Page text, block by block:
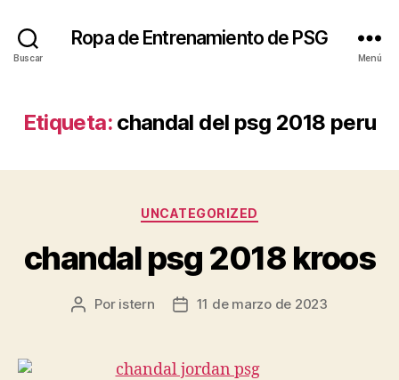
Buscar
Ropa de Entrenamiento de PSG
Menú
Etiqueta: chandal del psg 2018 peru
Categorías
UNCATEGORIZED
chandal psg 2018 kroos
Autor
entrada
Por istern
Fecha
entrada
11 de marzo de 2023